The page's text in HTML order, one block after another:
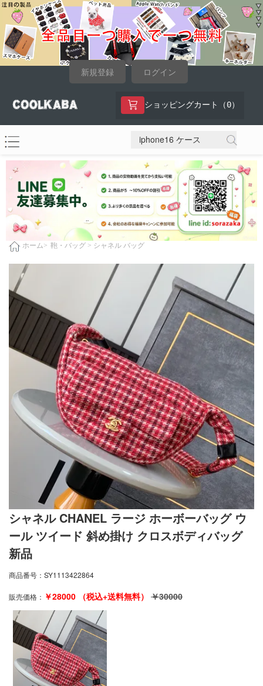
新規登録 ログイン
ショッピングカート（ 0）
ホーム> 鞄・バッグ > シャネル バッグ
シャネル CHANEL ラージ ホーボーバッグ ウ
ール ツイード 斜め掛け クロスボディバッグ
新品
商品番号： SY1113422864
販売価格： ￥28000 （税込+送料無料） ￥30000